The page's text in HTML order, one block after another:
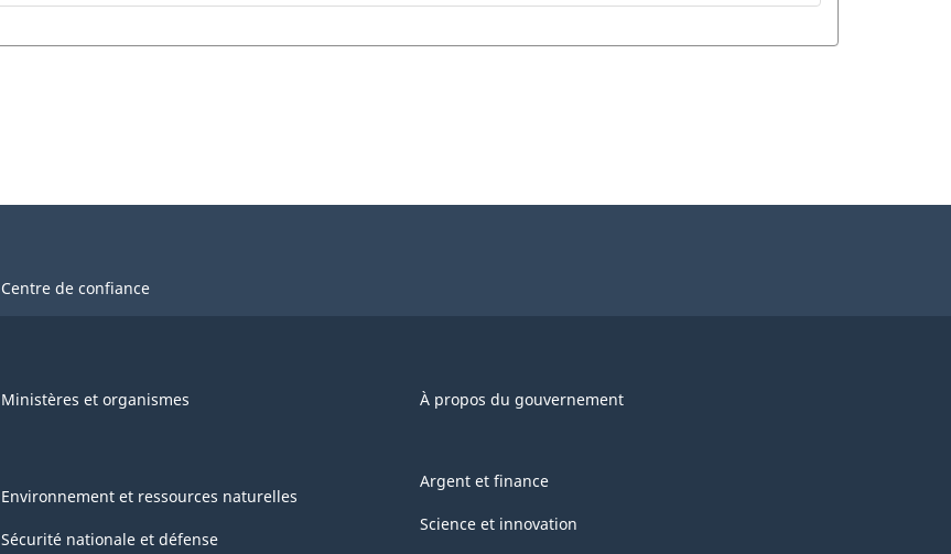
Centre de confiance
Ministères et organismes À propos du gouvernement
Environnement et ressources naturelles
Sécurité nationale et défense
Argent et finance
Science et innovation